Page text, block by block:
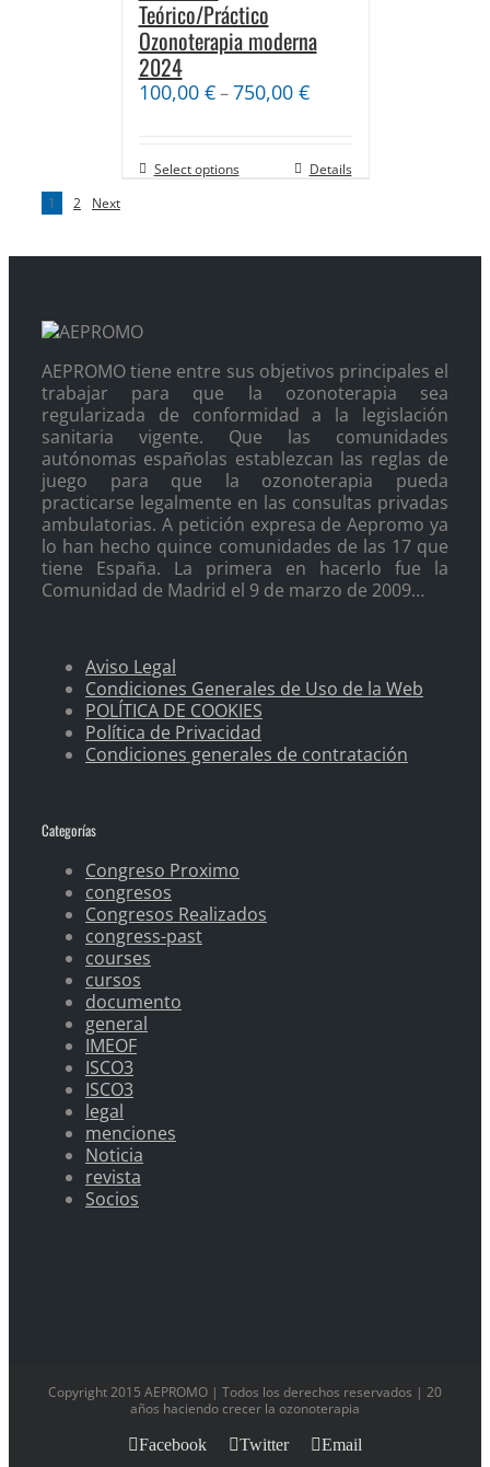
Teórico/Práctico
Ozonoterapia moderna
2024
100,00 €–750,00 €
Select options
Details
1
2 Next
AEPROMO tiene entre sus objetivos principales el
trabajar para que la ozonoterapia sea
regularizada de conformidad a la legislación
sanitaria vigente. Que las comunidades
autónomas españolas establezcan las reglas de
juego para que la ozonoterapia pueda
practicarse legalmente en las consultas privadas
ambulatorias. A petición expresa de Aepromo ya
lo han hecho quince comunidades de las 17 que
tiene España. La primera en hacerlo fue la
Comunidad de Madrid el 9 de marzo de 2009…
Aviso Legal
Condiciones Generales de Uso de la Web
POLÍTICA DE COOKIES
Política de Privacidad
Condiciones generales de contratación
Categorías
Congreso Proximo
congresos
Congresos Realizados
congress-past
courses
cursos
documento
general
IMEOF
ISCO3
ISCO3
legal
menciones
Noticia
revista
Socios
Copyright 2015 AEPROMO | Todos los derechos reservados | 20
años haciendo crecer la ozonoterapia
Facebook
Twitter Email